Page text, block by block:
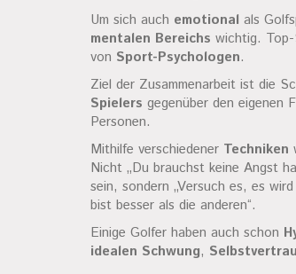
Um sich auch emotional als
mentalen Bereichs wichtig. Top-
von Sport-Psychologen.
Ziel der Zusammenarbeit ist die
Spielers gegenüber den eigenen
Personen.
Mithilfe verschiedener Techniken
Nicht „Du brauchst keine Angst
sein, sondern „Versuch es, es
bist besser als die anderen“.
Einige Golfer haben auch schon
idealen Schwung,